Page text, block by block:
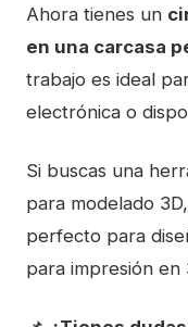
Ahora tienes un
en una carcasa
trabajo es ideal
electrónica o
Si buscas una
para modelado
perfecto para
para impresión en